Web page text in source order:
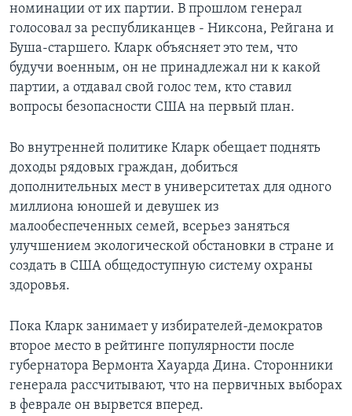
номинации от их партии. В прошлом генерал
голосовал за республиканцев - Никсона, Рейгана и
Буша-старшего. Кларк объясняет это тем, что
будучи военным, он не принадлежал ни к какой
партии, а отдавал свой голос тем, кто ставил
вопросы безопасности США на первый план.
Во внутренней политике Кларк обещает поднять
доходы рядовых граждан, добиться
дополнительных мест в университетах для одного
миллиона юношей и девушек из
малообеспеченных семей, всерьез заняться
улучшением экологической обстановки в стране и
создать в США общедоступную систему охраны
здоровья.
Пока Кларк занимает у избирателей-демократов
второе место в рейтинге популярности после
губернатора Вермонта Хауарда Дина. Сторонники
генерала рассчитывают, что на первичных выборах
в феврале он вырвется вперед.